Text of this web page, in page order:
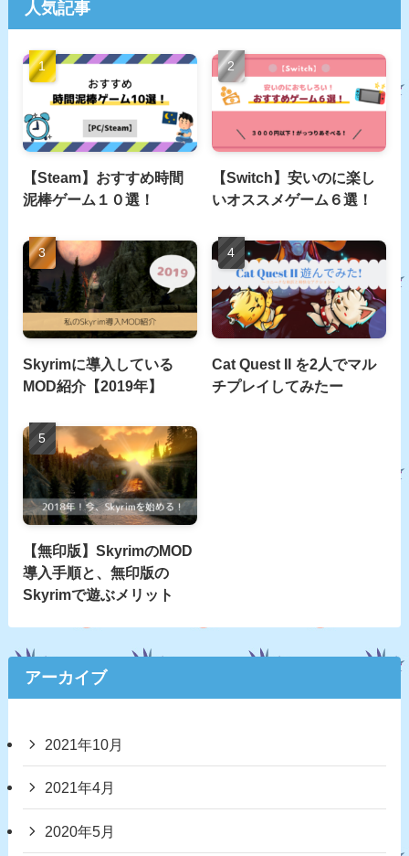
人気記事
【Steam】おすすめ時間
泥棒ゲーム１０選！
【Switch】安いのに楽し
いオススメゲーム６選！
Skyrimに導入している
MOD紹介【2019年】
Cat Quest II を2人でマル
チプレイしてみたー
【無印版】SkyrimのMOD
導入手順と、無印版の
Skyrimで遊ぶメリット
アーカイブ
2021年10月
2021年4月
2020年5月